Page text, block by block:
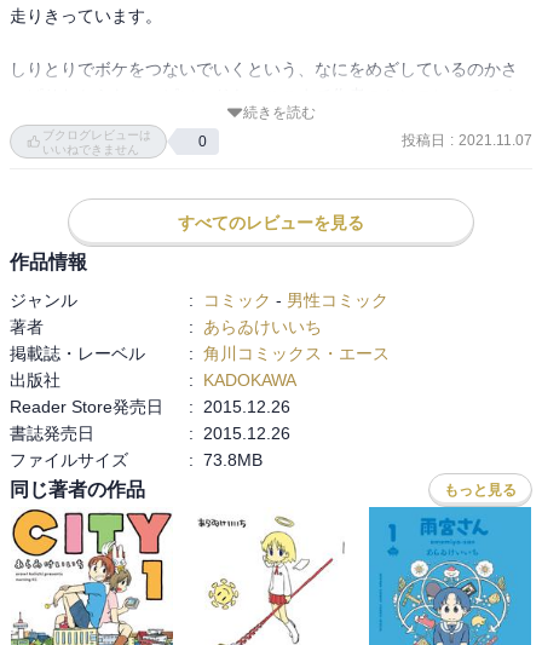
走りきっています。
しりとりでボケをつないでいくという、なにをめざしているのかさ
ることのできた読者には受け入れられるはずという信頼感があるた
めなのか、迷いがなくふっきれている感じがして好きです。
続きを読む
ブクログレビューは
いいねできません
0 投稿日 : 2021.11.07
すべてのレビューを見る
作品情報
ジャンル : コミック - 男性コミック
著者
:
あらゐけいいち
掲載誌・レーベル
: 角川コミックス・エース
出版社
:
KADOKAWA
Reader Store発売日
:
2015.12.26
書誌発売日
:
2015.12.26
ファイルサイズ
: 73.8MB
同じ著者の作品 もっと見る